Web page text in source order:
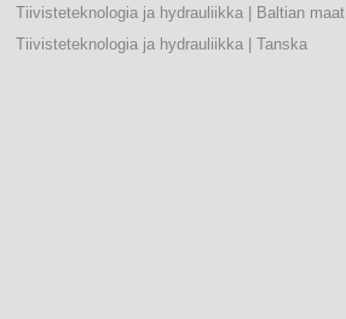
Tiivisteteknologia ja hydrauliikka | Baltian maat
Tiivisteteknologia ja hydrauliikka | Tanska